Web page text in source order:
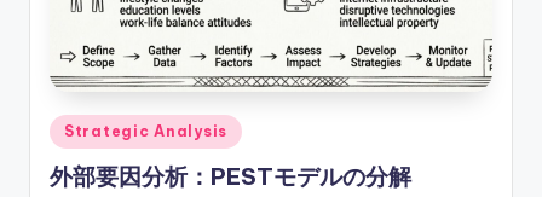
Posted
in
Strategic Analysis
外部要因分析：PESTモデルの分解